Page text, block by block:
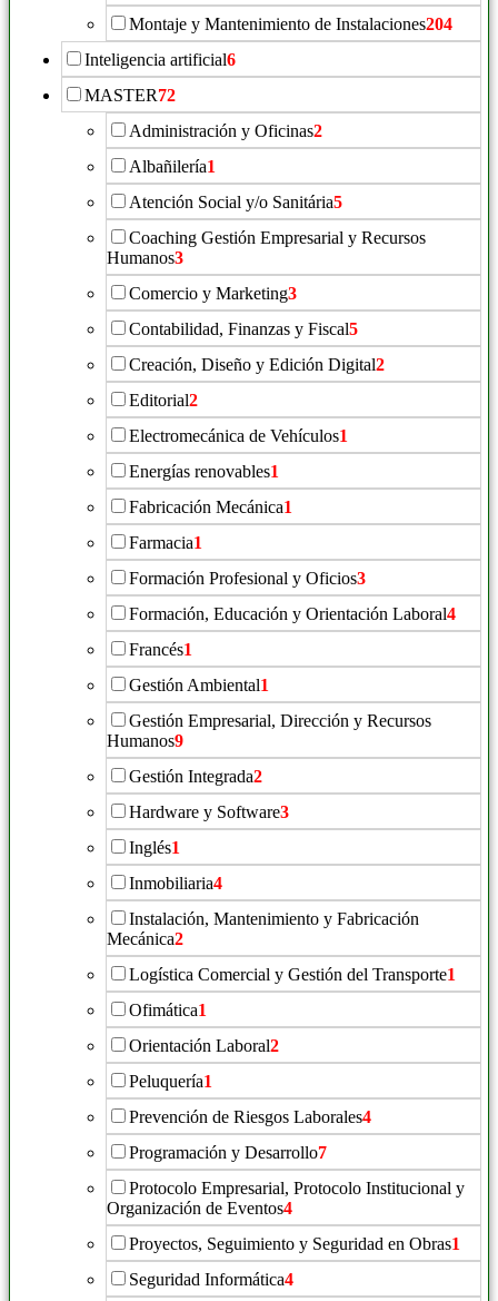
Montaje y Mantenimiento de Instalaciones204
Inteligencia artificial6
MASTER72
Administración y Oficinas2
Albañilería1
Atención Social y/o Sanitária5
Coaching Gestión Empresarial y Recursos
Humanos3
Comercio y Marketing3
Contabilidad, Finanzas y Fiscal5
Creación, Diseño y Edición Digital2
Editorial2
Electromecánica de Vehículos1
Energías renovables1
Fabricación Mecánica1
Farmacia1
Formación Profesional y Oficios3
Formación, Educación y Orientación Laboral4
Francés1
Gestión Ambiental1
Gestión Empresarial, Dirección y Recursos
Humanos9
Gestión Integrada2
Hardware y Software3
Inglés1
Inmobiliaria4
Instalación, Mantenimiento y Fabricación
Mecánica2
Logística Comercial y Gestión del Transporte1
Ofimática1
Orientación Laboral2
Peluquería1
Prevención de Riesgos Laborales4
Programación y Desarrollo7
Protocolo Empresarial, Protocolo Institucional y
Organización de Eventos4
Proyectos, Seguimiento y Seguridad en Obras1
Seguridad Informática4